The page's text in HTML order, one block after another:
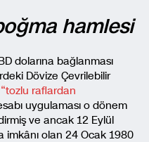
hamlesi
dolarına bağlanması
Dövize Çevrilebilir
“tozlu raflardan
uygulaması o dönem
ve ancak 12 Eylül
olan 24 Ocak 1980